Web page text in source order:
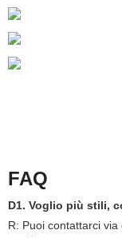
FAQ
D1. Voglio più stili,
R: Puoi contattarci